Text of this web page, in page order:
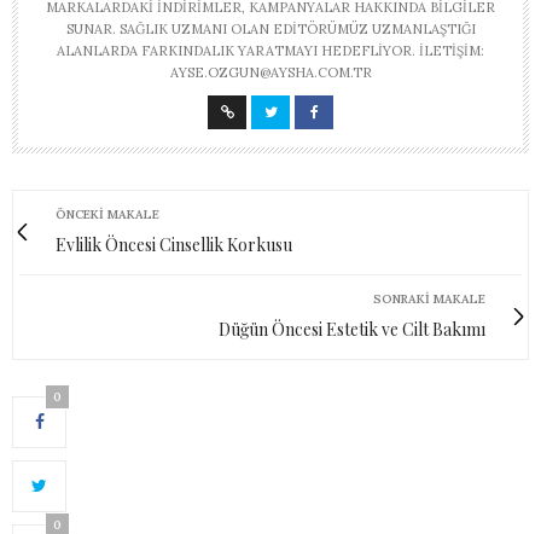
MARKALARDAKI INDIRIMLER, KAMPANYALAR HAKKINDA BILGILER
SUNAR. SAĞLIK UZMANI OLAN EDITÖRÜMÜZ UZMANLAŞTIĞI
ALANLARDA FARKINDALIK YARATMAYI HEDEFLIYOR. İLETIŞIM:
AYSE.OZGUN@AYSHA.COM.TR
ÖNCEKI MAKALE
Evlilik Öncesi Cinsellik Korkusu
SONRAKI MAKALE
Düğün Öncesi Estetik ve Cilt Bakımı
0
0